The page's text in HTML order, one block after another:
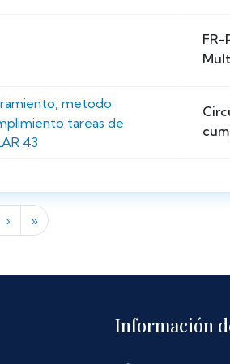
FR-
metodo
tareas de
43
› Siguiente página
» Última página
Información